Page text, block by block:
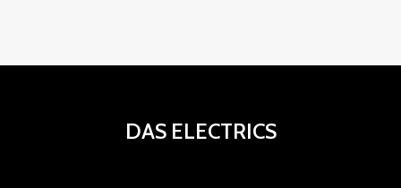
DAS ELECTRICS